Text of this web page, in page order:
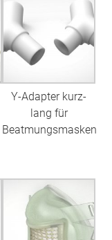
Y-Adapter kurz-
lang für
Beatmungsmasken